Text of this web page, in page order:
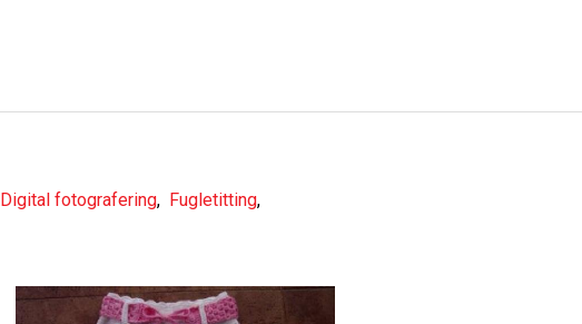
Digital fotografering, Fugletitting,